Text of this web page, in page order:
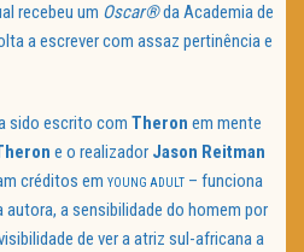
recebeu um Oscar®da Academia de
a escrever com assaz pertinência e
sido escrito com Theron em mente
e o realizador Jason Reitman
créditos em YOUNG ADULT – funciona
a sensibilidade do homem por
de ver a atriz sul-africana a